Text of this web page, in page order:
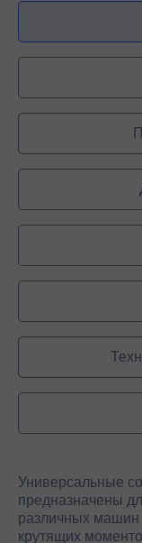
Универсальные
предназначены
различных машин
крутящих